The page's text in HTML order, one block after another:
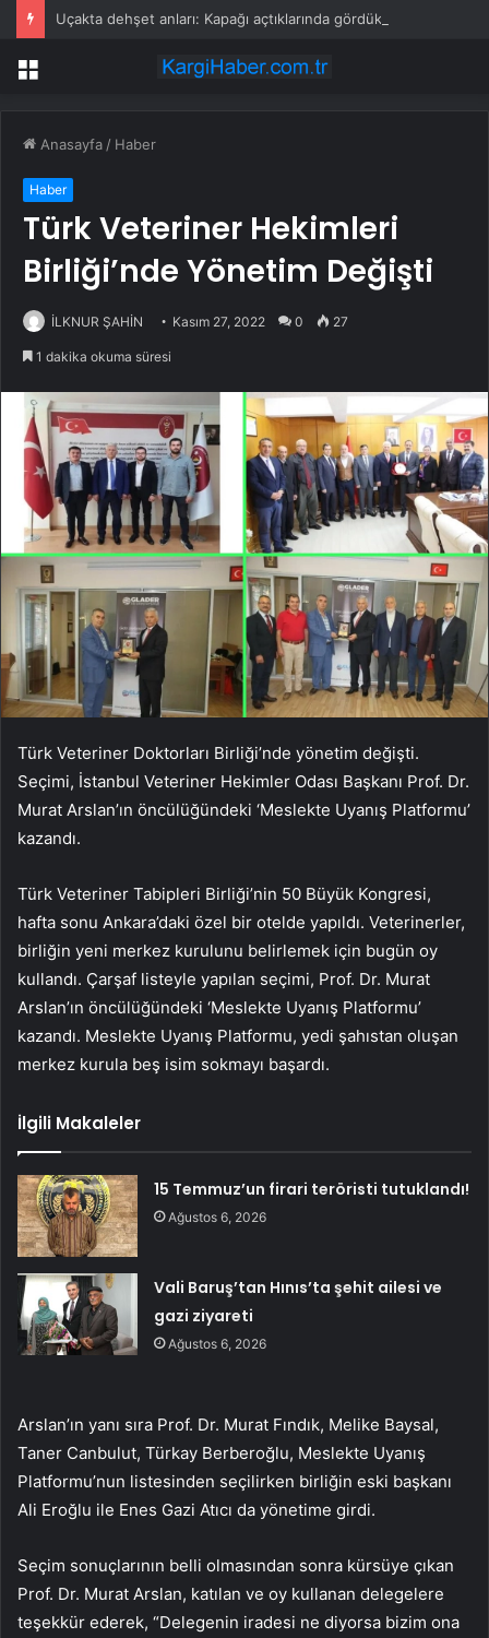
Menü
Anasayfa / Haber
Haber
Türk Veteriner Hekimleri
Birliği’nde Yönetim Değişti
İLKNUR ŞAHİN Kasım 27, 2022 0 27
1 dakika okuma süresi
Türk Veteriner Doktorları Birliği’nde yönetim değişti.
Seçimi, İstanbul Veteriner Hekimler Odası Başkanı Prof. Dr.
Murat Arslan’ın öncülüğündeki ‘Meslekte Uyanış Platformu’
kazandı.
Türk Veteriner Tabipleri Birliği’nin 50 Büyük Kongresi,
hafta sonu Ankara’daki özel bir otelde yapıldı. Veterinerler,
birliğin yeni merkez kurulunu belirlemek için bugün oy
kullandı. Çarşaf listeyle yapılan seçimi, Prof. Dr. Murat
Arslan’ın öncülüğündeki ‘Meslekte Uyanış Platformu’
kazandı. Meslekte Uyanış Platformu, yedi şahıstan oluşan
merkez kurula beş isim sokmayı başardı.
İlgili Makaleler
15 Temmuz’un firari teröristi tutuklandı!
Ağustos 6, 2026
Vali Baruş’tan Hınıs’ta şehit ailesi ve
gazi ziyareti
Ağustos 6, 2026
Arslan’ın yanı sıra Prof. Dr. Murat Fındık, Melike Baysal,
Taner Canbulut, Türkay Berberoğlu, Meslekte Uyanış
Platformu’nun listesinden seçilirken birliğin eski başkanı
Ali Eroğlu ile Enes Gazi Atıcı da yönetime girdi.
Seçim sonuçlarının belli olmasından sonra kürsüye çıkan
Prof. Dr. Murat Arslan, katılan ve oy kullanan delegelere
teşekkür ederek, “Delegenin iradesi ne diyorsa bizim ona